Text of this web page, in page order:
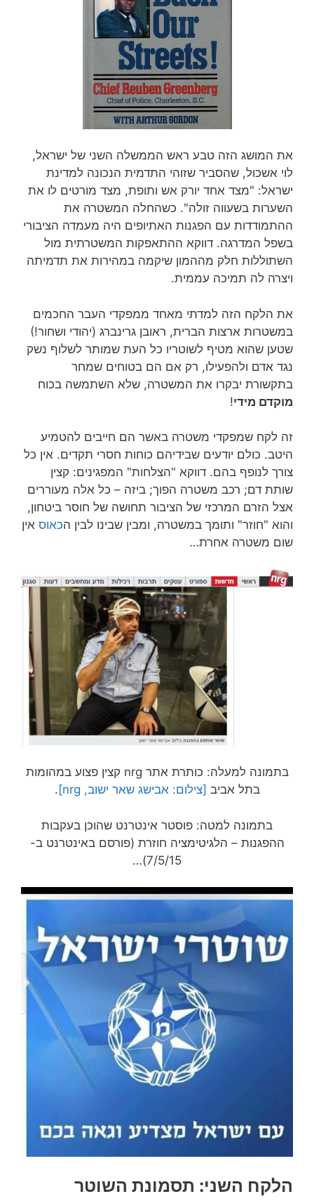
את המושג הזה טבע ראש הממשלה השני של ישראל,
לוי אשכול, שהסביר שזוהי התדמית הנכונה למדינת
ישראל: "מצד אחד יורק אש ותופת, מצד מורטים לו את
השערות בשעווה זולה". כשהחלה המשטרה את
ההתמודדות עם הפגנות האתיופים היה מעמדה הציבורי
בשפל המדרגה. דווקא ההתאפקות המשטרתית מול
השתוללות חלק מההמון שיקמה במהירות את תדמיתה
ויצרה לה תמיכה עממית.
את הלקח הזה למדתי מאחד ממפקדי העבר החכמים
במשטרות ארצות הברית, ראובן גרינברג (יהודי ושחור!)
שטען שהוא מטיף לשוטריו כל העת שמותר לשלוף נשק
נגד אדם ולהפעילו, רק אם הם בטוחים שמחר
בתקשורת יבקרו את המשטרה, שלא השתמשה בכוח
מוקדם מידי!
זה לקח שמפקדי משטרה באשר הם חייבים להטמיע
היטב. כולם יודעים שבידיהם כוחות חסרי תקדים. אין כל
צורך לנופף בהם. דווקא "הצלחות" המפגינים: קצין
שותת דם; רכב משטרה הפוך; ביזה – כל אלה מעוררים
אצל הזרם המרכזי של הציבור תחושה של חוסר ביטחון,
והוא "חוזר" ותומך במשטרה, ומבין שבינו לבין הכאוס אין
שום משטרה אחרת…
בתמונה למעלה: כותרת אתר nrg קצין פצוע במהומות
בתל אביב [צילום: אבישג שאר ישוב, nrg] .
בתמונה למטה: פוסטר אינטרנט שהוכן בעקבות
ההפגנות – הלגיטימציה חוזרת (פורסם באינטרנט ב-
7/5/15)…
הלקח השני: תסמונת השוטר